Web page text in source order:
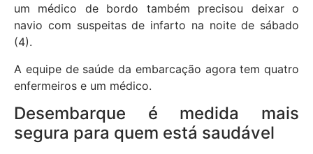
um médico de bordo também precisou deixar o
navio com suspeitas de infarto na noite de sábado
(4).
A equipe de saúde da embarcação agora tem quatro
enfermeiros e um médico.
Desembarque é medida mais
segura para quem está saudável